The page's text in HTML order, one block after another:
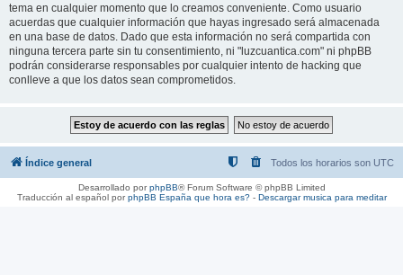
tema en cualquier momento que lo creamos conveniente. Como usuario
acuerdas que cualquier información que hayas ingresado será almacenada
en una base de datos. Dado que esta información no será compartida con
ninguna tercera parte sin tu consentimiento, ni "luzcuantica.com" ni phpBB
podrán considerarse responsables por cualquier intento de hacking que
conlleve a que los datos sean comprometidos.
Índice general Todos los horarios son UTC
Desarrollado porphpBB® Forum Software © phpBB Limited
Traducción al español porphpBB España que hora es?- Descargar musica para meditar